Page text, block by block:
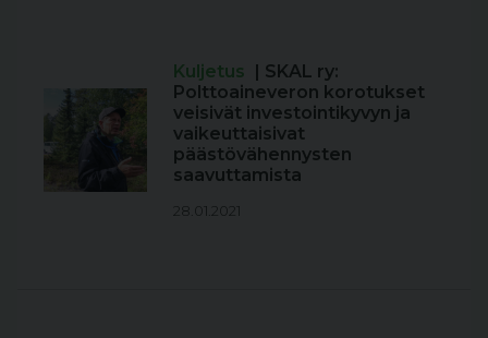
Kuljetus | SKAL ry:
Polttoaineveron korotukset
veisivät investointikyvyn ja
vaikeuttaisivat
päästövähennysten
saavuttamista
28.01.2021